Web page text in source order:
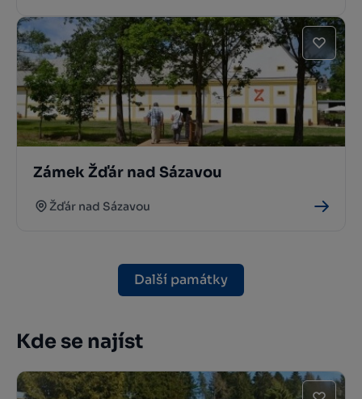
Zámek Žďár nad Sázavou
Žďár nad Sázavou
Další památky
Kde se najíst